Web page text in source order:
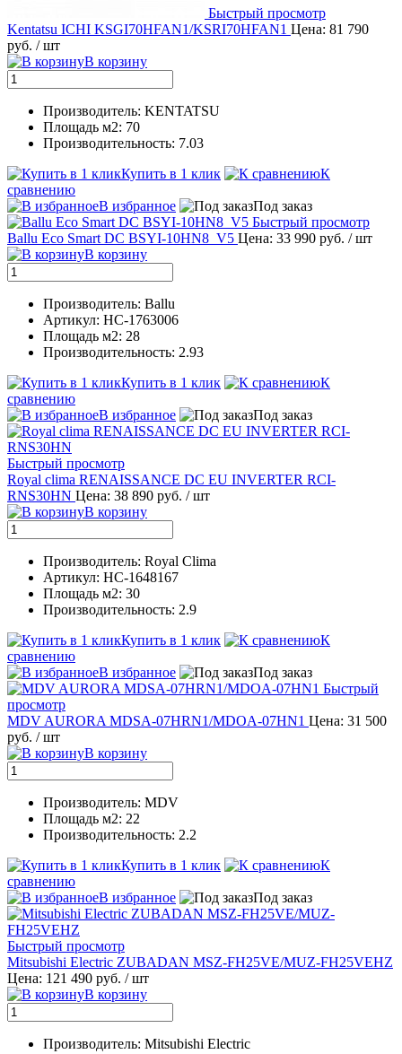
Быстрый просмотр
Kentatsu ICHI KSGI70HFAN1/KSRI70HFAN1 Цена: 81 790
руб. / шт
В корзину
Производитель: KENTATSU
Площадь м2: 70
Производительность: 7.03
Купить в 1 клик
К
сравнению
В избранное
Под заказ
Быстрый просмотр
Ballu Eco Smart DC BSYI-10HN8_V5 Цена: 33 990 руб. / шт
В корзину
Производитель: Ballu
Артикул: НС-1763006
Площадь м2: 28
Производительность: 2.93
Купить в 1 клик
К
сравнению
В избранное
Под заказ
Быстрый просмотр
Royal clima RENAISSANCE DC EU INVERTER RCI-
RNS30HN Цена: 38 890 руб. / шт
В корзину
Производитель: Royal Clima
Артикул: НС-1648167
Площадь м2: 30
Производительность: 2.9
Купить в 1 клик
К
сравнению
В избранное
Под заказ
Быстрый
просмотр
MDV AURORA MDSA-07HRN1/MDOA-07HN1 Цена: 31 500
руб. / шт
В корзину
Производитель: MDV
Площадь м2: 22
Производительность: 2.2
Купить в 1 клик
К
сравнению
В избранное
Под заказ
Быстрый просмотр
Mitsubishi Electric ZUBADAN MSZ-FH25VE/MUZ-FH25VEHZ
Цена: 121 490 руб. / шт
В корзину
Производитель: Mitsubishi Electric